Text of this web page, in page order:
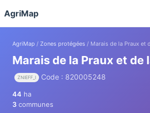
AgriMap
AgriMap / Zones protégées / Marais de la Praux et
Marais de la Praux et de
ZNIEFF_I Code : 820005248
44 ha
3 communes